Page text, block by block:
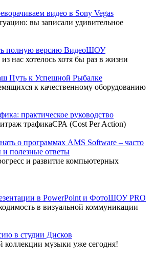
видео в Sony Vegas
вы записали удивительное
полную версию ВидеоШОУ
нас хотелось хотя бы раз в жизни
Путь к Успешной Рыбалке
к качественному оборудованию
практическое руководство
трафикаСРА (Cost Per Action)
о программах AMS Software – часто
и полезные ответы
и развитие компьютерных
в PowerPoint и ФотоШОУ PRO
в визуальной коммуникации
в студии Дисков
коллекции музыки уже сегодня!